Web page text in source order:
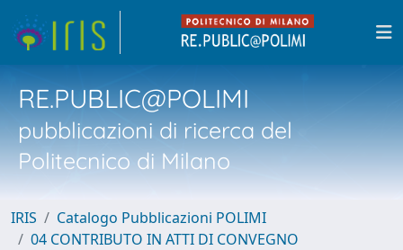
RE.PUBLIC@POLIMI
pubblicazioni di ricerca del
Politecnico di Milano
IRIS
Catalogo Pubblicazioni POLIMI
04 CONTRIBUTO IN ATTI DI CONVEGNO